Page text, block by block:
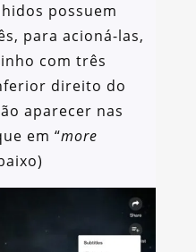
possuem
para acioná-las,
com três
direito do
aparecer nas
em “more